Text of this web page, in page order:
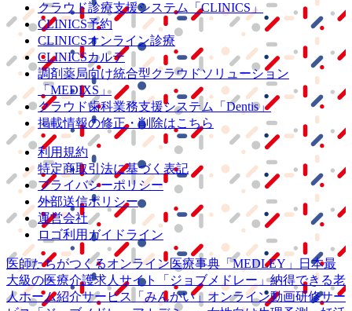
クラウド診療支援システム
「CLINICS」
CLINICS予約
CLINICSオンライン診療
CLINICSカルテ
調剤薬局向け統合型クラウドソリューション
「MEDIXS」
クラウド歯科業務支援システム
「Dentis」
掲載情報の修正・削除はこちら
利用規約
特定商取引法に基づく表記
プライバシーポリシー
外部送信ポリシー
運営会社
ロゴ利用ガイドライン
医師たちがつくるオンライン医療事典 「MEDLEY」
日本最
大級の医療介護求人サイト 「ジョブメドレー」納得できる老
人ホーム紹介サービス
「みんかい」 オンライン動画研修サー